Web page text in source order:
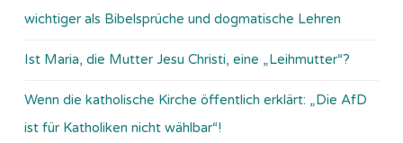
wichtiger als Bibelsprüche und dogmatische Lehren
Ist Maria, die Mutter Jesu Christi, eine „Leihmutter“?
Wenn die katholische Kirche öffentlich erklärt: „Die AfD
ist für Katholiken nicht wählbar“!